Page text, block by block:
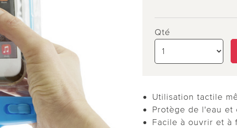
Qté
Utilisation tactile
Protège de l'eau et
Facile à ouvrir et à